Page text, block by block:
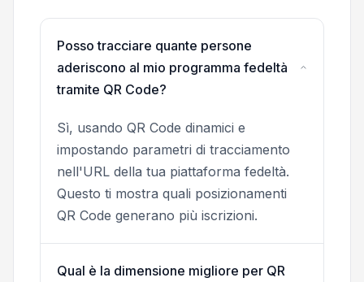
Posso tracciare quante persone
aderiscono al mio programma fedeltà
tramite QR Code?
Sì, usando QR Code dinamici e
impostando parametri di tracciamento
nell'URL della tua piattaforma fedeltà.
Questo ti mostra quali posizionamenti
QR Code generano più iscrizioni.
Qual è la dimensione migliore per QR